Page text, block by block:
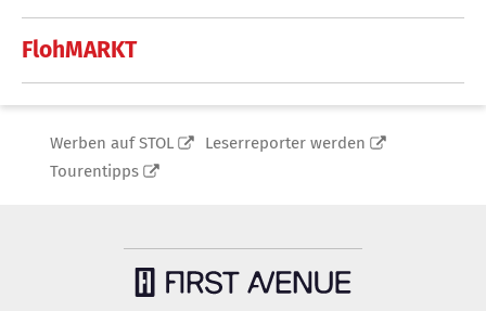
FlohMARKT
Werben auf STOL
Leserreporter werden
Tourentipps